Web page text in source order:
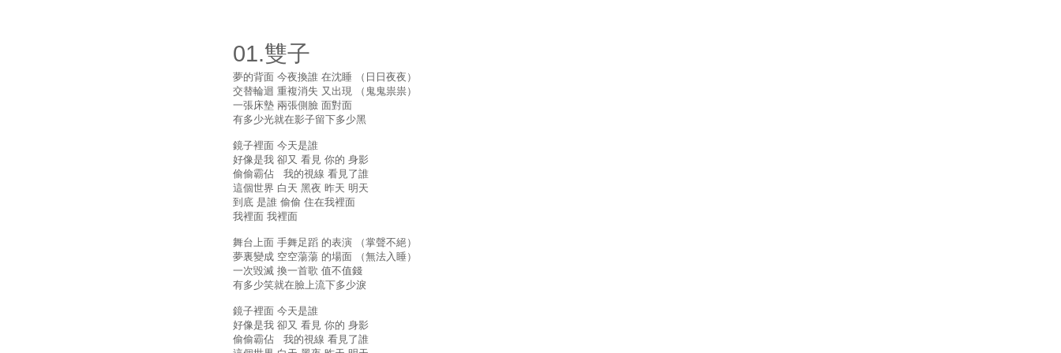
01.雙子
夢的背面 今夜換誰 在沈睡 （日日夜夜）
交替輪迴 重複消失 又出現 （鬼鬼祟祟）
一張床墊 兩張側臉 面對面
有多少光就在影子留下多少黑
鏡子裡面 今天是誰
好像是我 卻又 看見 你的 身影
偷偷霸佔 我的視線 看見了誰
這個世界 白天 黑夜 昨天 明天
到底 是誰 偷偷 住在我裡面
我裡面 我裡面
舞台上面 手舞足蹈 的表演 （掌聲不絕）
夢裏變成 空空蕩蕩 的場面 （無法入睡）
一次毀滅 換一首歌 值不值錢
有多少笑就在臉上流下多少淚
鏡子裡面 今天是誰
好像是我 卻又 看見 你的 身影
偷偷霸佔 我的視線 看見了誰